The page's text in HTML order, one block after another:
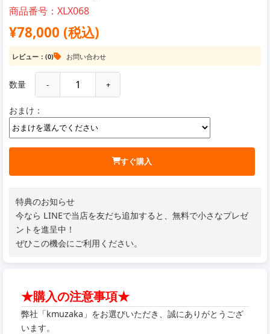
商品番号：XLX068
¥78,000 (税込)
レビュー：(0) お問い合わせ
数量 - +
おまけ：
すぐ購入
特典のお知らせ
今なら LINEで当店を友だち追加すると、無料で小さなプレゼ
ントを進呈中！
ぜひこの機会にご利用ください。
★購入の注意事項★
弊社「kmuzaka」をお選びいただき、誠にありがとうござ
います。